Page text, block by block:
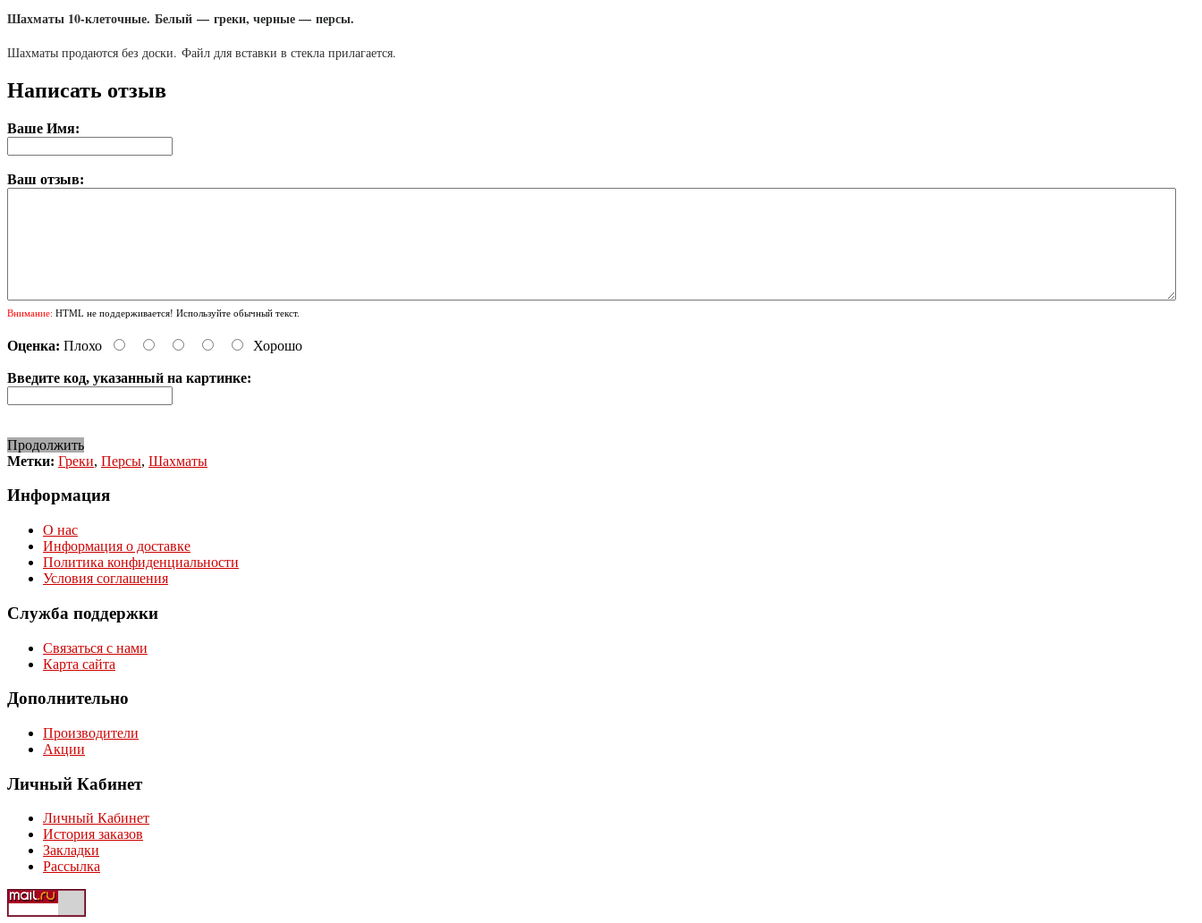
Шахматы 10-клеточные. Белый — греки, черные — персы.
Шахматы продаются без доски. Файл для вставки в стекла прилагается.
Написать отзыв
Ваше Имя:
Ваш отзыв:
Внимание: HTML не поддерживается! Используйте обычный текст.
Оценка: Плохо Хорошо
Введите код, указанный на картинке:
Продолжить
Метки: Греки, Персы, Шахматы
Информация
О нас
Информация о доставке
Политика конфиденциальности
Условия соглашения
Служба поддержки
Связаться с нами
Карта сайта
Дополнительно
Производители
Акции
Личный Кабинет
Личный Кабинет
История заказов
Закладки
Рассылка